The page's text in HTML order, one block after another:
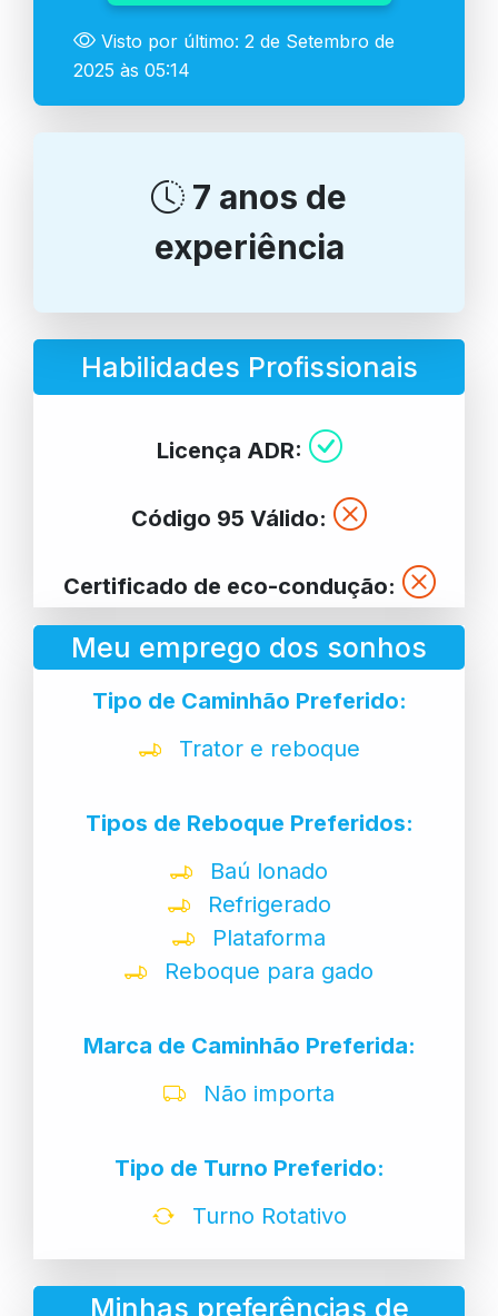
Visto por último: 2 de Setembro de
2025 às 05:14
7 anos de
experiência
Habilidades Profissionais
Licença ADR:
Código 95 Válido:
Certificado de eco-condução:
Meu emprego dos sonhos
Tipo de Caminhão Preferido:
Trator e reboque
Tipos de Reboque Preferidos:
Baú lonado
Refrigerado
Plataforma
Reboque para gado
Marca de Caminhão Preferida:
Não importa
Tipo de Turno Preferido:
Turno Rotativo
Minhas preferências de